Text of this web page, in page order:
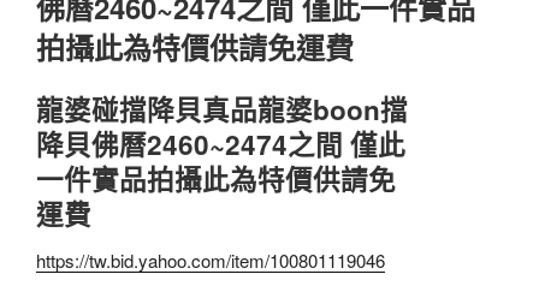
拍攝此為特價供請免運費
龍婆碰擋降貝真品龍婆boon擋
降貝佛曆2460~2474之間 僅此
一件實品拍攝此為特價供請免
運費
https://tw.bid.yahoo.com/item/100801119046